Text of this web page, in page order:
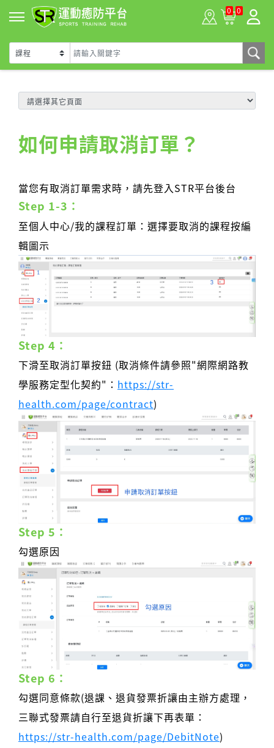
0 0
如何申請取消訂單？
當您有取消訂單需求時，請先登入STR平台後台
Step 1-3：
至個人中心/我的課程訂單：選擇要取消的課程按編
輯圖示
Step 4：
下滑至取消訂單按鈕 (取消條件請參照"網際網路教
學服務定型化契約"： https://str-
health.com/page/contract)
Step 5：
勾選原因
Step 6：
勾選同意條款(退課、退貨發票折讓由主辦方處理，
三聯式發票請自行至退貨折讓下再表單：
https://str-health.com/page/DebitNote)